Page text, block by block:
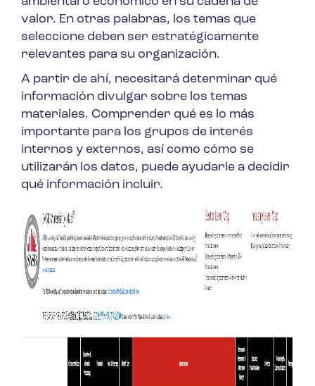
valor. En otras palabras, los temas que
seleccione deben ser estratégicamente
relevantes para su organización.
A partir de ahí, necesitará determinar qué
información divulgar sobre los temas
materiales. Comprender qué es lo más
importante para los grupos de interés
internos y externos, así como cómo se
utilizarán los datos, puede ayudarle a decidir
qué información incluir.